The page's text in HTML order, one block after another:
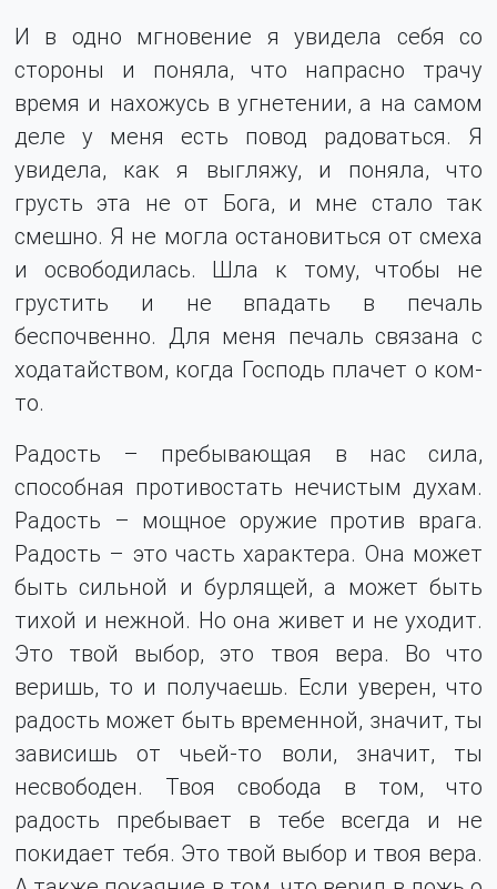
И в одно мгновение я увидела себя со
стороны и поняла, что напрасно трачу
время и нахожусь в угнетении, а на самом
деле у меня есть повод радоваться. Я
увидела, как я выгляжу, и поняла, что
грусть эта не от Бога, и мне стало так
смешно. Я не могла остановиться от смеха
и освободилась. Шла к тому, чтобы не
грустить и не впадать в печаль
беспочвенно. Для меня печаль связана с
ходатайством, когда Господь плачет о ком-
то.
Радость – пребывающая в нас сила,
способная противостать нечистым духам.
Радость – мощное оружие против врага.
Радость – это часть характера. Она может
быть сильной и бурлящей, а может быть
тихой и нежной. Но она живет и не уходит.
Это твой выбор, это твоя вера. Во что
веришь, то и получаешь. Если уверен, что
радость может быть временной, значит, ты
зависишь от чьей-то воли, значит, ты
несвободен. Твоя свобода в том, что
радость пребывает в тебе всегда и не
покидает тебя. Это твой выбор и твоя вера.